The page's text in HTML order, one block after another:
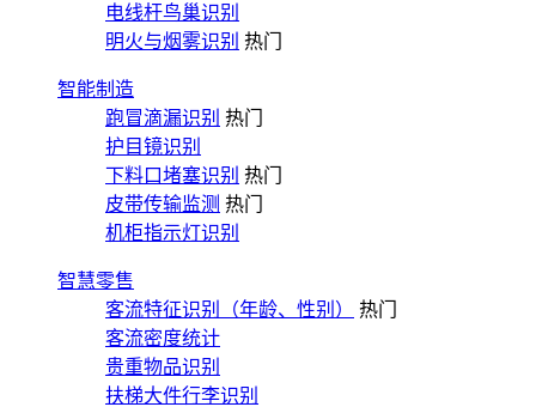
电线杆鸟巢识别
明火与烟雾识别 热门
智能制造
跑冒滴漏识别 热门
护目镜识别
下料口堵塞识别 热门
皮带传输监测 热门
机柜指示灯识别
智慧零售
客流特征识别（年龄、性别）
热门
客流密度统计
贵重物品识别
扶梯大件行李识别